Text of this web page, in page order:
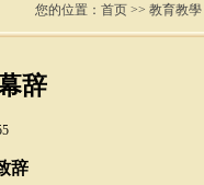
您的位置： 首页 >> 教育教學
辞
辞